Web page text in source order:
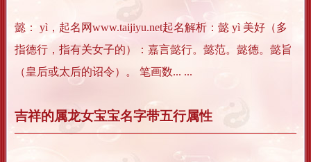
懿： yì，起名网www.taijiyu.net起名解析：懿 yì 美好（多
指德行，指有关女子的）：嘉言懿行。懿范。懿德。懿旨
（皇后或太后的诏令）。 笔画数... ...
吉祥的属龙女宝宝名字带五行属性